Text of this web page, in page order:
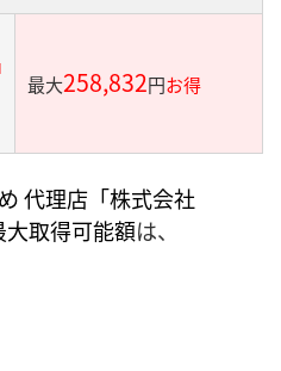
最大258,832円お得
代理店「株式会社
大取得可能額は、